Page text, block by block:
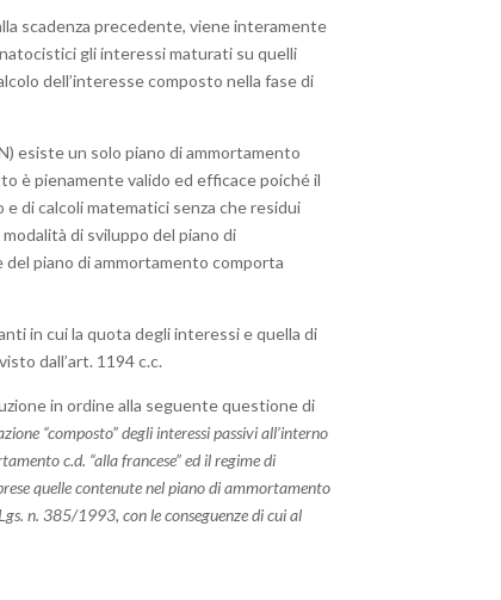
scadenza precedente, viene interamente
gli interessi maturati su quelli
dell’interesse composto nella fase di
esiste un solo piano di ammortamento
è pienamente valido ed efficace poiché il
di calcoli matematici senza che residui
di sviluppo del piano di
del piano di ammortamento comporta
in cui la quota degli interessi e quella di
dall’art. 1194 c.c.
in ordine alla seguente questione di
“composto” degli interessi passivi all’interno
c.d. “alla francese” ed il regime di
quelle contenute nel piano di ammortamento
n. 385/1993, con le conseguenze di cui al